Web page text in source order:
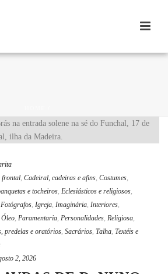
frontal, Cadeiral, cadeiras e afins, Costumes,
e tocheiros, Eclesiásticos e religiosos,
Fotógrafos, Igreja, Imaginária, Interiores,
Óleo, Paramentaria, Personalidades, Religiosa,
predelas e oratórios, Sacrários, Talha, Textéis e
2, 2026